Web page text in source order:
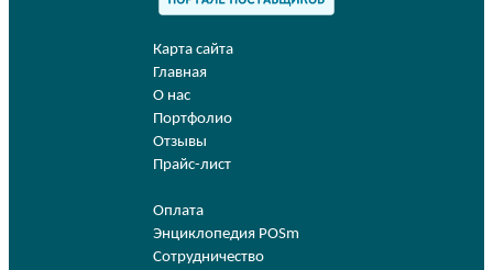
Карта сайта
Главная
О нас
Портфолио
Отзывы
Прайс-лист
Оплата
Энциклопедия POSm
Сотрудничество